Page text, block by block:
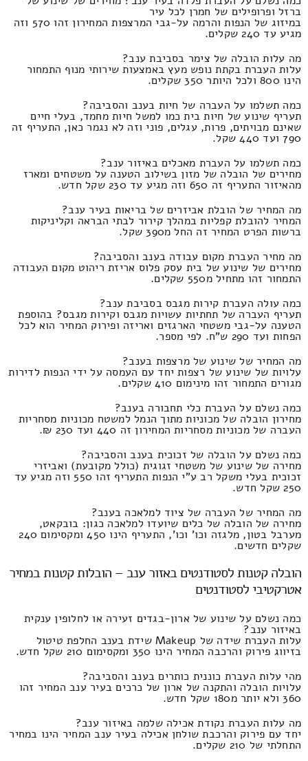
ברזל ופרופילים של חמרן לכל עיר
במיזוג של הנפות והרמה על-גבי המרצפות המחירון זהו 570 וזה
מגיע עד 240 שקלים.
מה עלות הובלה של צימר בסביבת ענב?
עלות העברת בקתת נופש מעץ באמצעות שירותי מנוף התמחור
הינו 800 ולכל היותר 350 שקלים.
כמה תשלמו על העברה של חיות בענב והסביבה?
תעריף שינוע של חיות בית כמו למשל חיות מחמד, בעלי חיים
שאינם מבויתים, פרות, עגלים, פוני וזה לא נגמר כאן, התעריף זה
790 ועד 440 שקל.
כמה תשלמו על העברת מאכלים באיזור ענב?
מחירים של הובלה של מזון בשילוב הטענה על משטחים ומארז
מהאיזור התעריף זה 650 וזה מגיע עד 230 שקל חדש.
מה המחיר של הובלת אביזרים של בריאות בעיר ענב?
המחיר להובלת קפליות במהלך קירור לבתי הבראה וקליניקות
ברשות הפרט המחיר זה החל מ390 שקל.
מה מחיר העברת מקום עבודה בענב והסביבה?
מחירים של שינוע של בית עסק פלוס אריזת ריהוט מקום העבודה
התמחור זהו מתחיל מ550 שקלים.
כמה עולה העברת קירות מגבס בסביבת ענב?
תעריף העברה של תחתיות עשויות מגבס וקירות מגבס? בהוספת
הטענה על-גבי משטחי הארגזים ואריזה ופירוק המחיר הוא לכל
הפחות ועד 290 ש"ח. לפי מספר.
מה המחיר של שינוע של מרצפות בענב?
עלויות של שינוע של רצפות יחד עם העמסה על ידי הנפות לדירות
מגורים התמחור זהו מינימום 410 שקלים.
כמה נשלם על העברת כלי תחבורה בענב?
מחירון הובלה של מכוניות מתוך הנמל למשטח מכוניות מסחריות
העברה של מכוניות מסחריות המחירון זה 440 ועד 230 ₪.
כמה נשלם על הובלה של זכוכית בענב והסביבה?
מחירה של שינוע של משטחי זגוגית (כולל מקובעת) ואביזרי
זכוכית בעלי משקל רב ע"י הנפות התעריף זהו 550 וזה מגיע עד
250 שקל חדש.
מה המחיר של העברה של ציוד למלאכה בענב?
מחירה של הובלה של כלים שיועדו למלאכה כגון: בובקאט,
מערבל בטון, מלגזה וכו' וכו', התעריף הינו 450 ומקסימום 240
שקלים חדשים.
הובלה קטנות לסטודנטים באזור ענב – הובלות קטנות במחיר
אטרקטיבי לסטודנטים
כמה נשלם על שינוע של ארון-בגדים זעירה או לחלופין ענקית
באיזור ענב?
עלות העברת שידה של Makeup שידת בענב החלפת טיטול
בזיווג פירוק והרכבה המחיר הינו 350 ומקסימום 210 שקל חדש.
מהי עלות העברת כוננית כותרים בענב והסביבה?
עלויות הובלה והתקנה של ארון של כרכים בעיר ענב המחיר זהו
360 ולא יותר מ180 שקל חדש.
מה עלות העברת נקודת אכילה שלמה באיזור ענב?
יחד עם פירוק והרכבת שולחן אכילה בעיר ענב המחיר הינו במחיר
התחלתי של 210 שקלים.